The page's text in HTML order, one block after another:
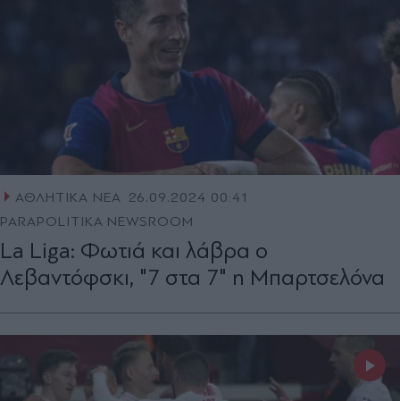
ΑΘΛΗΤΙΚΑ ΝΕΑ 26.09.2024 00:41
PARAPOLITIKA NEWSROOM
La Liga: Φωτιά και λάβρα ο
Λεβαντόφσκι, "7 στα 7" η Μπαρτσελόνα